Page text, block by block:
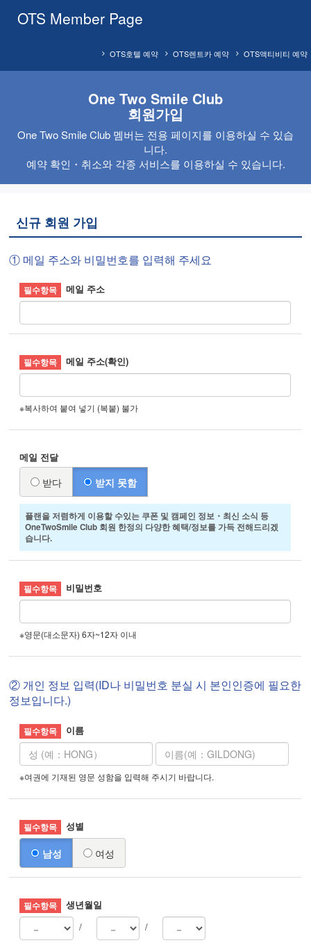
OTS Member Page
OTS액티비티 예약
OTS렌트카 예약
OTS호텔 예약
One Two Smile Club
회원가입
One Two Smile Club 멤버는 전용 페이지를 이용하실 수 있습
니다.
예약 확인・취소와 각종 서비스를 이용하실 수 있습니다.
신규 회원 가입
① 메일 주소와 비밀번호를 입력해 주세요
메일 주소
메일 주소(확인)
※복사하여 붙여 넣기 (복붙) 불가
메일 전달
받다 받지 못함
플랜을 저렴하게 이용할 수있는 쿠폰 및 캠페인 정보・최신 소식 등
OneTwoSmile Club 회원 한정의 다양한 혜택/정보를 가득 전해드리겠
습니다.
비밀번호
※영문(대소문자) 6자~12자 이내
② 개인 정보 입력(ID나 비밀번호 분실 시 본인인증에 필요한
정보입니다.)
이름
※여권에 기재된 영문 성함을 입력해 주시기 바랍니다.
성별
남성 여성
생년월일
/
/